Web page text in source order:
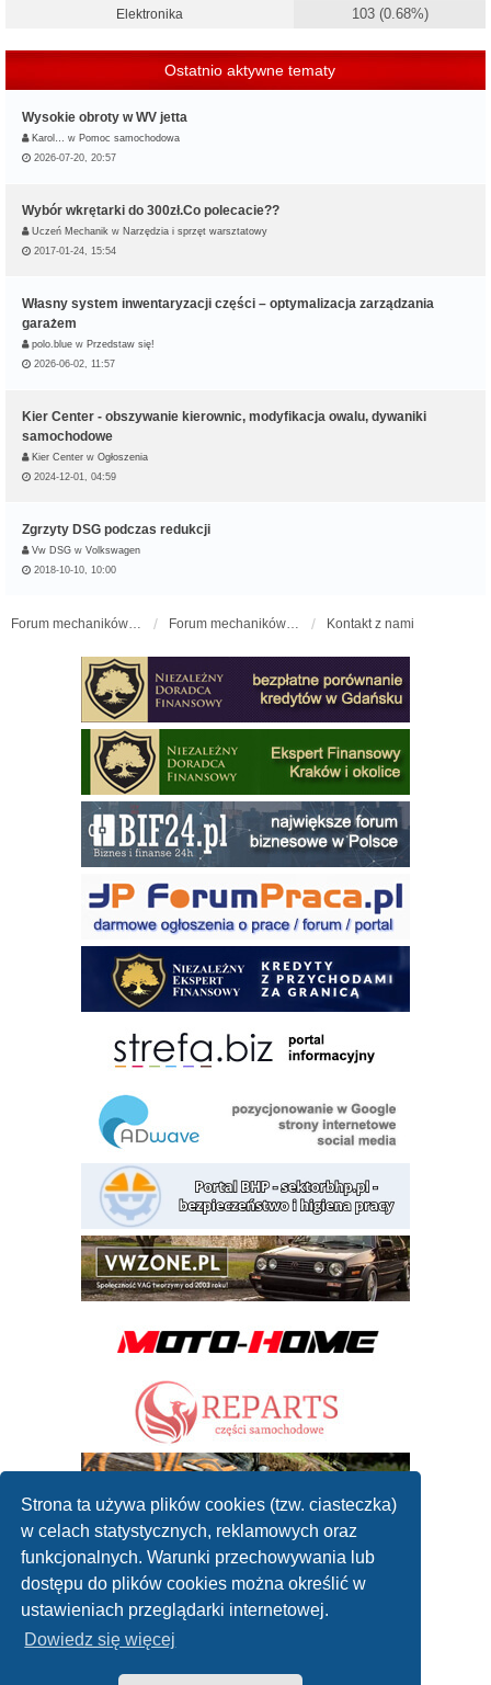
Strona ta używa plików cookies (tzw. ciasteczka)
w celach statystycznych, reklamowych oraz
funkcjonalnych. Warunki przechowywania lub
dostępu do plików cookies można określić w
ustawieniach przeglądarki internetowej.
Dowiedz się więcej
Elektronika 103 (0.68%)
Ostatnio aktywne tematy
Wysokie obroty w WV jetta
Karol… w Pomoc samochodowa
2026-07-20, 20:57
Wybór wkrętarki do 300zł.Co polecacie??
Uczeń Mechanik w Narzędzia i sprzęt warsztatowy
2017-01-24, 15:54
Własny system inwentaryzacji części – optymalizacja zarządzania
garażem
polo.blue w Przedstaw się!
2026-06-02, 11:57
Kier Center - obszywanie kierownic, modyfikacja owalu, dywaniki
samochodowe
Kier Center w Ogłoszenia
2024-12-01, 04:59
Zgrzyty DSG podczas redukcji
Vw DSG w Volkswagen
2018-10-10, 10:00
Forum mechaników samochodowych - forum-mechaniczne.pl Forum mechaników samochodowych Kontakt z nami